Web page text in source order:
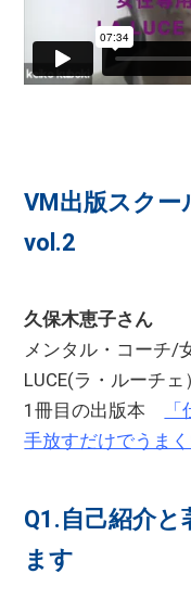
VM出版スク
vol.2
久保木恵子さん
メンタル・コーチ
LUCE(ラ・ルーチェ
1冊目の出版本
手放すだけでうまく
Q1.自己紹介
ます